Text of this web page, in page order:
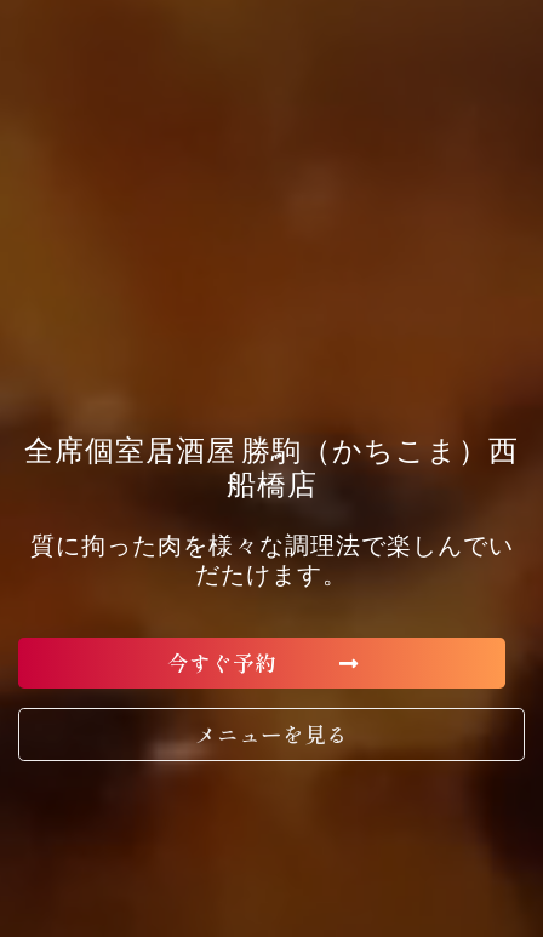
全席個室居酒屋 勝駒（かちこま）西
船橋店
質に拘った肉を様々な調理法で楽しんでい
だたけます。
今すぐ予約
メニューを見る